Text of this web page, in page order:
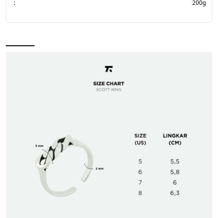
:
200g